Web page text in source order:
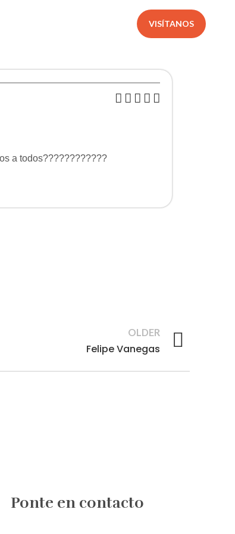
VISÍTANOS
a todos????????????
OLDER
Felipe Vanegas
Ponte en contacto